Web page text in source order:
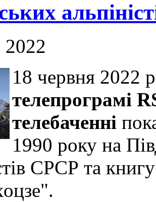
2022
18 червня 2022
телепрограмі
телебаченні
1990 року на
СРСР та